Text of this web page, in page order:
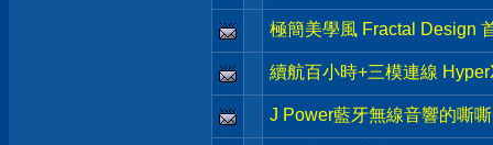
極簡美學風 Fractal Design
續航百小時+三模連線
J Power藍牙無線音響的嘶